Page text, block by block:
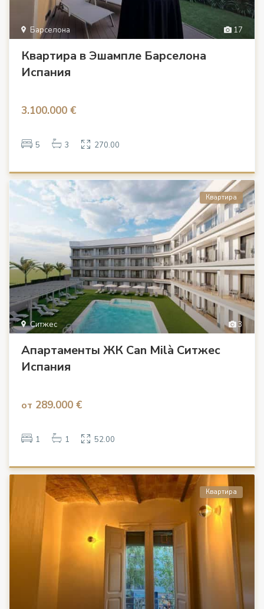
17
Барселона
Квартира в Эшампле Барселона
Испания
3.100.000 €
5 3 270.00
3
Ситжес
Квартира
Апартаменты ЖК Can Milà Ситжес
Испания
от 289.000 €
1 1 52.00
Квартира